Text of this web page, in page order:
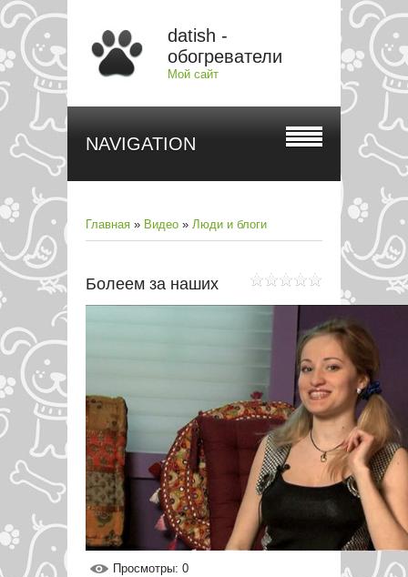
datish -
обогреватели
Мой сайт
NAVIGATION
Главная » Видео » Люди и блоги
Болеем за наших
Просмотры: 0